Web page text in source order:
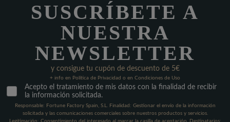
SUSCRÍBETE A
NUESTRA
NEWSLETTER
y consigue tu cupón de descuento de 5€
+ info en Política de Privacidad o en Condiciones de Uso
Acepto el tratamiento de mis datos con la finalidad de recibir
la información solicitada.
Responsable: Fortune Factory Spain, S.L. Finalidad: Gestionar el envío de la información
solicitada y las comunicaciones comerciales sobre nuestros productos y servicios.
Legitimación: Consentimiento del interesado al marcar la casilla de aceptación. Destinatarios: